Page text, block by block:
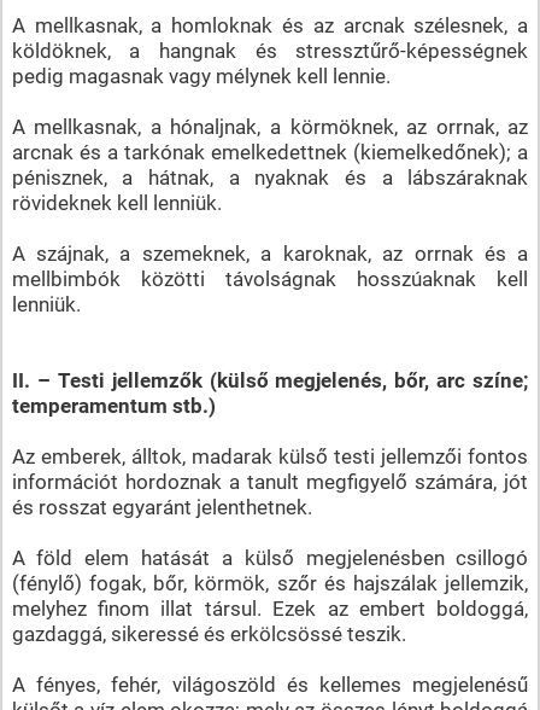
A mellkasnak, a homloknak és az arcnak szélesnek, a
köldöknek, a hangnak és stressztűrő-képességnek
pedig magasnak vagy mélynek kell lennie.
A mellkasnak, a hónaljnak, a körmöknek, az orrnak, az
arcnak és a tarkónak emelkedettnek (kiemelkedőnek); a
pénisznek, a hátnak, a nyaknak és a lábszáraknak
rövideknek kell lenniük.
A szájnak, a szemeknek, a karoknak, az orrnak és a
mellbimbók közötti távolságnak hosszúaknak kell
lenniük.
II. – Testi jellemzők (külső megjelenés, bőr, arc színe;
temperamentum stb.)
Az emberek, álltok, madarak külső testi jellemzői fontos
információt hordoznak a tanult megfigyelő számára, jót
és rosszat egyaránt jelenthetnek.
A föld elem hatását a külső megjelenésben csillogó
(fénylő) fogak, bőr, körmök, szőr és hajszálak jellemzik,
melyhez finom illat társul. Ezek az embert boldoggá,
gazdaggá, sikeressé és erkölcsössé teszik.
A fényes, fehér, világoszöld és kellemes megjelenésű